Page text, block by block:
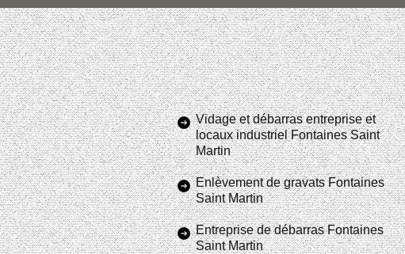
Vidage et débarras entreprise et
locaux industriel Fontaines Saint
Martin
Enlèvement de gravats Fontaines
Saint Martin
Entreprise de débarras Fontaines
Saint Martin